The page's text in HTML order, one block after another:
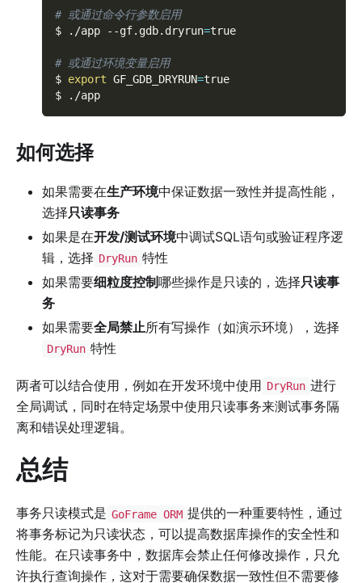
# 或通过命令行参数启用
$ ./app
--gf.gdb.dryrun=true
# 或通过环境变量启用
$ export GF_GDB_DRYRUN=true
$ ./app
如何选择
如果需要在生产环境中保证数据一致性并提高性能，
选择只读事务
如果是在开发/测试环境中调试SQL语句或验证程序逻
辑，选择 DryRun 特性
如果需要细粒度控制哪些操作是只读的，选择只读事
务
如果需要全局禁止所有写操作（如演示环境），选择
DryRun 特性
两者可以结合使用，例如在开发环境中使用 DryRun 进行
全局调试，同时在特定场景中使用只读事务来测试事务隔
离和错误处理逻辑。
总结
事务只读模式是 GoFrame ORM 提供的一种重要特性，通过
将事务标记为只读状态，可以提高数据库操作的安全性和
性能。在只读事务中，数据库会禁止任何修改操作，只允
许执行查询操作，这对于需要确保数据一致性但不需要修